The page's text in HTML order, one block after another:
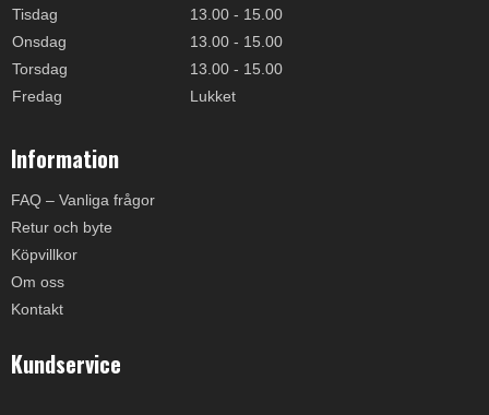
Tisdag
13.00 - 15.00
Onsdag
13.00 - 15.00
Torsdag
13.00 - 15.00
Fredag
Lukket
Information
FAQ – Vanliga frågor
Retur och byte
Köpvillkor
Om oss
Kontakt
Kundservice